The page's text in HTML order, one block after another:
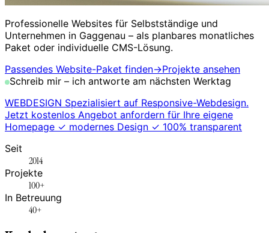
Professionelle Websites für Selbstständige und
Unternehmen in Gaggenau – als planbares monatliches
Paket oder individuelle CMS-Lösung.
Passendes Website-Paket finden→Projekte ansehen
Schreib mir – ich antworte am nächsten Werktag
WEBDESIGN Spezialisiert auf Responsive-Webdesign.
Jetzt kostenlos Angebot anfordern für Ihre eigene
Homepage ✓ modernes Design ✓ 100% transparent
Seit
2014
Projekte
100+
In Betreuung
40+